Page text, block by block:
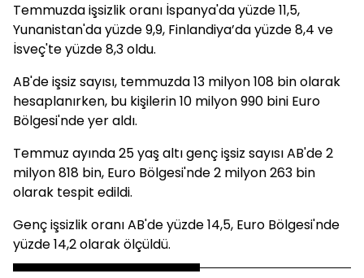
Temmuzda işsizlik oranı İspanya'da yüzde 11,5,
Yunanistan'da yüzde 9,9, Finlandiya’da yüzde 8,4 ve
İsveç'te yüzde 8,3 oldu.
AB'de işsiz sayısı, temmuzda 13 milyon 108 bin olarak
hesaplanırken, bu kişilerin 10 milyon 990 bini Euro
Bölgesi'nde yer aldı.
Temmuz ayında 25 yaş altı genç işsiz sayısı AB'de 2
milyon 818 bin, Euro Bölgesi'nde 2 milyon 263 bin
olarak tespit edildi.
Genç işsizlik oranı AB'de yüzde 14,5, Euro Bölgesi'nde
yüzde 14,2 olarak ölçüldü.